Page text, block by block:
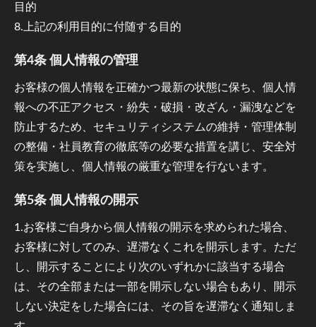
目的
8.上記の利用目的に付随する目的
第4条 個人情報の管理
お客様の個人情報を正確かつ最新の状態に保ち、個人情
報への不正アクセス・紛失・破損・改ざん・漏洩などを
防止するため、セキュリティシステムの維持・管理体制
の整備・社員教育の徹底等の必要な措置を講じ、安全対
策を実施し、個人情報の厳重な管理を行ないます。
第5条 個人情報の開示
1.お客様ご自身から個人情報の開示を求められた場合、
お客様に対してのみ、遅滞なくこれを開示します。ただ
し、開示することにより次のいずれかに該当する場合
は、その全部または一部を開示しない場合もあり、開示
しない決定をした場合には、その旨を遅滞なく通知しま